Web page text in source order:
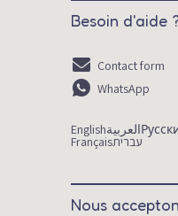
Besoin d'aide
Contact form
WhatsApp
Englishالعربية
Françaisעברית
Nous